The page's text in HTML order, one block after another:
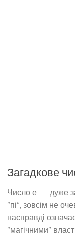
Загадкове
Число е — дуже
“пі”, зовсім не
насправді
“магічними”